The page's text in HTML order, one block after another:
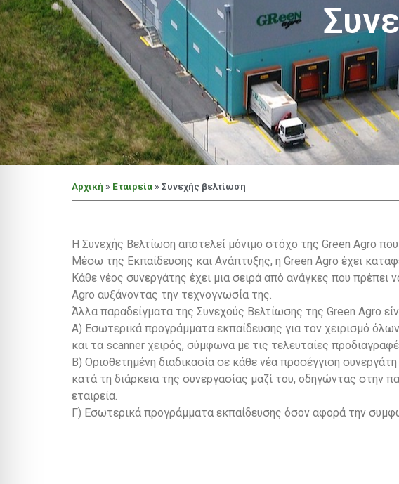
Αρχική » Εταιρεία » Συνεχής βελτίωση
Η Συνεχής Βελτίωση αποτελεί μόνιμο στόχο της Green Agro
Μέσω της Εκπαίδευσης και Ανάπτυξης, η Green Agro έχει
Κάθε νέος συνεργάτης έχει μια σειρά από ανάγκες που πρέπει
Agro αυξάνοντας την τεχνογνωσία της.
Άλλα παραδείγματα της Συνεχούς Βελτίωσης της Green Agro
Α) Εσωτερικά προγράμματα εκπαίδευσης για τον χειρισμό
και τα scanner χειρός, σύμφωνα με τις τελευταίες
Β) Οριοθετημένη διαδικασία σε κάθε νέα προσέγγιση
κατά τη διάρκεια της συνεργασίας μαζί του, οδηγώντας στην
εταιρεία.
Γ) Εσωτερικά προγράμματα εκπαίδευσης όσον αφορά την